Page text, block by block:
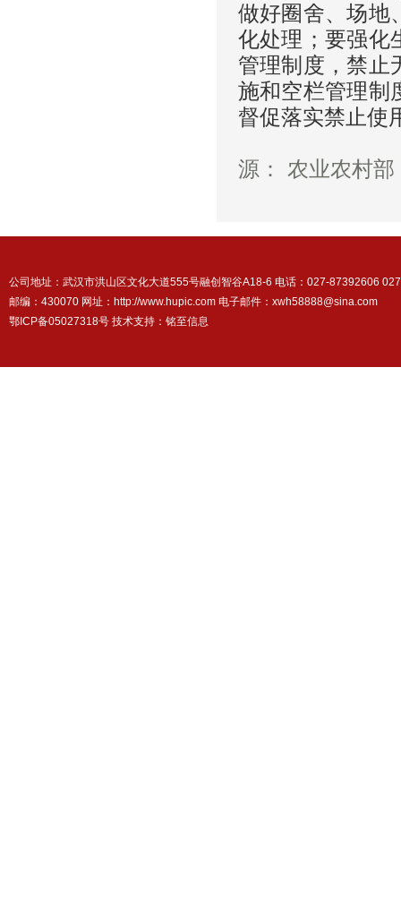
做好圈舍、场地
化处理；要强化
管理制度，禁止
施和空栏管理制
督促落实禁止使
源： 农业农村部
公司地址：武汉市洪山区文化大道555号融创智谷A18-6 电话：027-87392606
邮编：430070 网址：http://www.hupic.com 电子邮件：xwh58888@sina.com
鄂ICP备05027318号 技术支持： 铭至信息